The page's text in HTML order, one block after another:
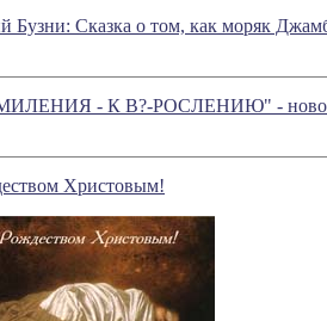
Бузни: Сказка о том, как моряк
- К В?-РОСЛЕНИЮ" - новое в
Христовым!